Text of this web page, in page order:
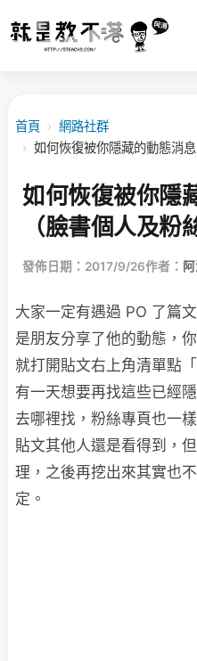
首頁 › 網路社群
› 如何恢復被你隱藏的動態消
如何恢復被你隱
（臉書個人及粉
發佈日期：2017/9/26作者：
大家一定有遇過 PO 了篇
是朋友分享了他的動態，
就打開貼文右上角清單點
有一天想要再找這些已經
去哪裡找，粉絲專頁也一
貼文其他人還是看得到，
理，之後再挖出來其實也
定。